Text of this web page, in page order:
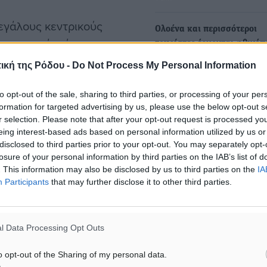
της Ρόδου - Do Not Process My Personal Information
opt-out of the sale, sharing to third parties, or processing of your
for targeted advertising by us, please use the below opt-out
selection. Please note that after your opt-out request is processed
interest-based ads based on personal information utilized by us
to third parties prior to your opt-out. You may separately
of your personal information by third parties on the IAB’s list of
This information may also be disclosed by us to third parties on the
Participants that may further disclose it to other third parties.
Data Processing Opt Outs
opt-out of the Sharing of my personal data.
κεντρικούς
όσο και για
Αυτοδιοίκηση,
δημόσιος
οι παιδικές
η μέριμνα για ζώα
αξιολογήσουν
σαν την ηλεκτρονική
σχεδόν 5 εκατομμύρια
είναι εγγεγραμμένοι
θα συνδέονται με
τον τρόπο θα
Ολοένα και περισσότεροι
τουρίστες έρχονται
καθίσταται ολοένα και
ότι οι συνήθειες…
Θ. Σκυλακάκης: Πιο φτηνοί
λογαριασμοί ρεύματος το
φθινόπωρο και την άνοιξη
Για την εκτός σχεδίου